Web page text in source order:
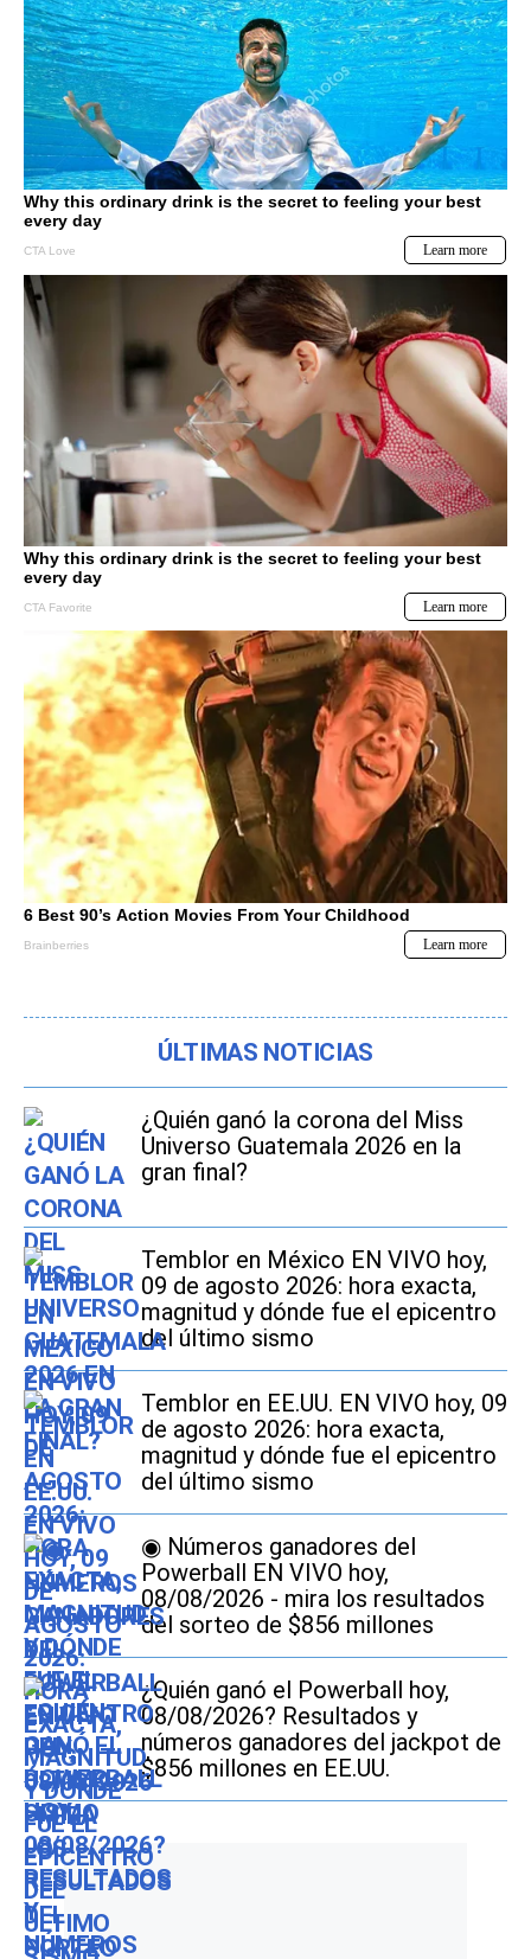
ÚLTIMAS NOTICIAS
¿Quién ganó la corona del Miss
Universo Guatemala 2026 en la
gran final?
Temblor en México EN VIVO hoy,
09 de agosto 2026: hora exacta,
magnitud y dónde fue el epicentro
del último sismo
Temblor en EE.UU. EN VIVO hoy, 09
de agosto 2026: hora exacta,
magnitud y dónde fue el epicentro
del último sismo
◉ Números ganadores del
Powerball EN VIVO hoy,
08/08/2026 - mira los resultados
del sorteo de $856 millones
¿Quién ganó el Powerball hoy,
08/08/2026? Resultados y
números ganadores del jackpot de
$856 millones en EE.UU.